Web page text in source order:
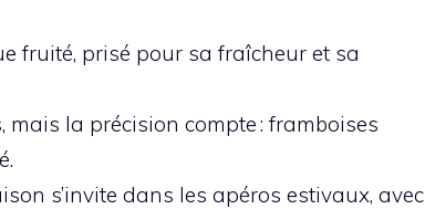
fruité, prisé pour sa fraîcheur et sa
mais la précision compte : framboises
s’invite dans les apéros estivaux, avec